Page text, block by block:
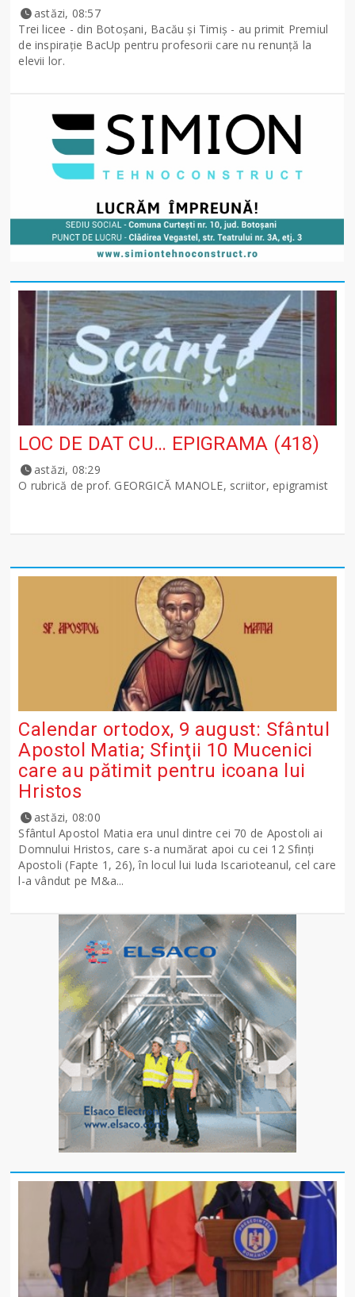
astăzi, 08:57
Trei licee - din Botoșani, Bacău și Timiș - au primit Premiul
de inspirație BacUp pentru profesorii care nu renunță la
elevii lor.
LOC DE DAT CU… EPIGRAMA (418)
astăzi, 08:29
O rubrică de prof. GEORGICĂ MANOLE, scriitor, epigramist
Calendar ortodox, 9 august: Sfântul
Apostol Matia; Sfinţii 10 Mucenici
care au pătimit pentru icoana lui
Hristos
astăzi, 08:00
Sfântul Apostol Matia era unul dintre cei 70 de Apostoli ai
Domnului Hristos, care s-a numărat apoi cu cei 12 Sfinţi
Apostoli (Fapte 1, 26), în locul lui Iuda Iscarioteanul, cel care
l-a vândut pe M&a...